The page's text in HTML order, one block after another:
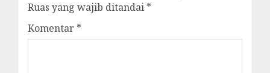
Ruas yang wajib ditandai *
Komentar *